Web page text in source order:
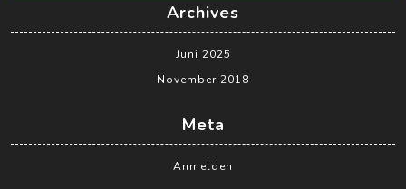
Archives
Juni 2025
November 2018
Meta
Anmelden